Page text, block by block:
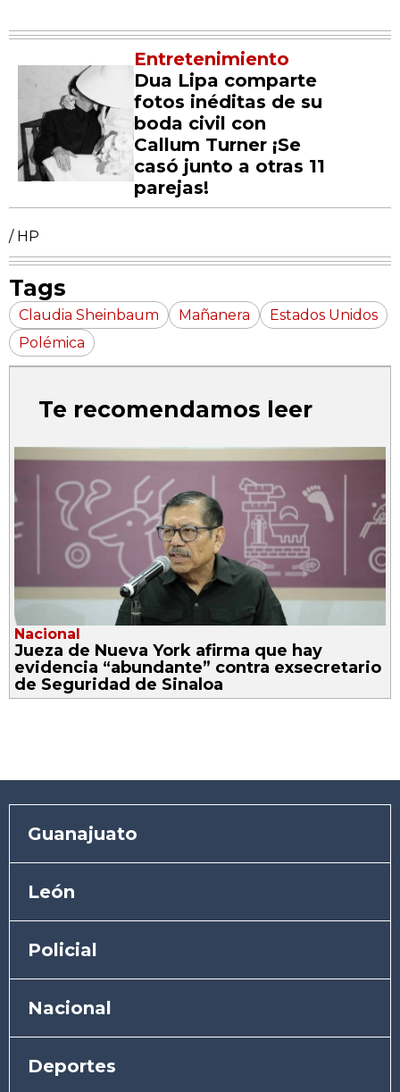
Entretenimiento
Dua Lipa comparte
fotos inéditas de su
boda civil con
Callum Turner ¡Se
casó junto a otras 11
parejas!
/ HP
Tags
Claudia Sheinbaum Mañanera
Estados Unidos
Polémica
Te recomendamos leer
Nacional
Jueza de Nueva York afirma que hay
evidencia “abundante” contra exsecretario
de Seguridad de Sinaloa
Guanajuato
León
Policial
Nacional
Deportes